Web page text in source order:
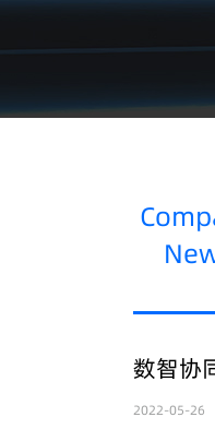
数智协
2022-05-26